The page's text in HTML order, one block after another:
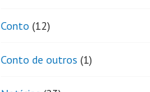
Conto (12)
Conto de outros (1)